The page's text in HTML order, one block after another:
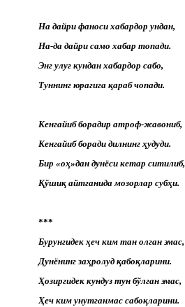
На дайри фаноси хабардор ундан,
На-да дайри само хабар топади.
Энг улуғ кундан хабардор сабо,
Туннинг юрагига қараб чопади.
Кенгайиб борадир атроф-жавониб,
Кенгайиб боради дилнинг ҳудуди.
Бир «оҳ»дан дунёси кетар ситилиб,
Қўшиқ айтганида мозорлар субҳи.
***
Бурунгидек ҳеч ким тан олган эмас,
Дунёнинг заҳролуд қабоқларини.
Ҳозиргидек кундуз тун бўлган эмас,
Ҳеч ким унутганмас сабоқларини.